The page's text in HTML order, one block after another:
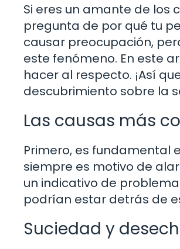
Si eres un amante de
pregunta de por qué tu
causar preocupación,
este fenómeno. En este
hacer al respecto. ¡Así
descubrimiento sobre la
Las causas más
Primero, es fundamental
siempre es motivo de
un indicativo de
podrían estar detrás de
Suciedad y